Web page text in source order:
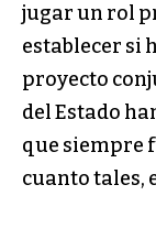
jugar un rol
establecer si
proyecto
del Estado
que siempre
cuanto tales,